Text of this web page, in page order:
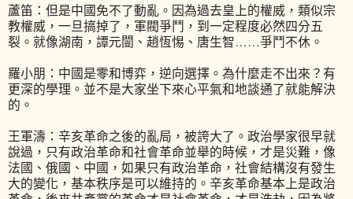
蘆笛：但是中國免不了動亂。因為過去皇上的權威，類似宗
教權威，一旦搞掉了，軍閥爭鬥，到一定程度必然四分五
裂。就像湖南，譚元闓、趙恆惕、唐生智……爭鬥不休。
羅小朋：中國是零和博弈，逆向選擇。為什麼走不出來？有
更深的學理。並不是大家坐下來心平氣和地談通了就能解決
的。
王軍濤：辛亥革命之後的亂局，被誇大了。政治學家很早就
說過，只有政治革命和社會革命並舉的時候，才是災難，像
法國、俄國、中國，如果只有政治革命，社會結構沒有發生
大的變化，基本秩序是可以維持的。辛亥革命基本上是政治